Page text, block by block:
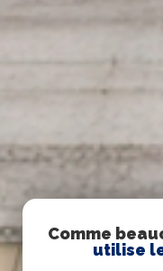
Comme
utilise